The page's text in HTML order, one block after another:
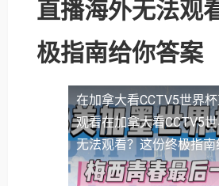
直播海外无法观
极指南给你答案
在加拿大看CCTV5世界
观看在加拿大看CCTV5
无法观看？这份终极指